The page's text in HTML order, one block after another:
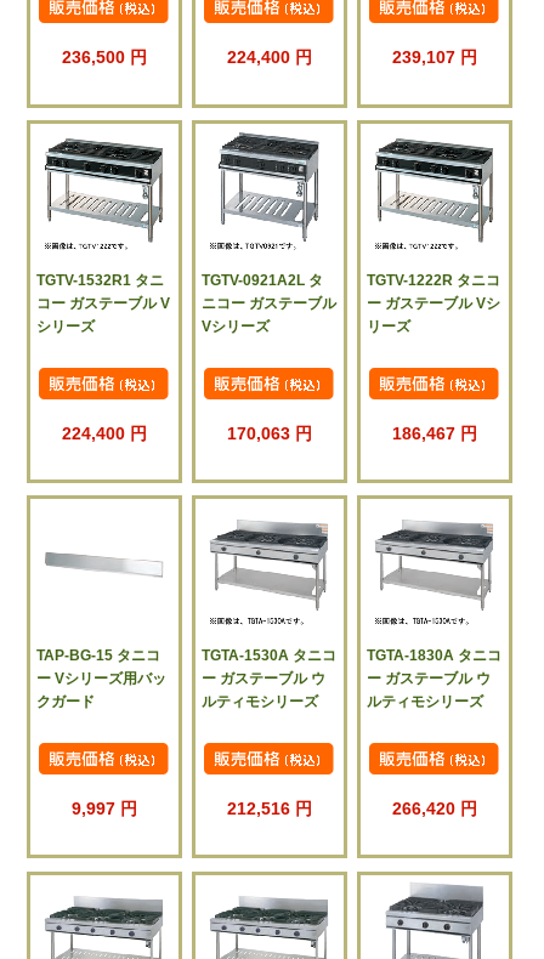
236,500 円 224,400 円 239,107 円
TGTV-1532R1 タニ
コー ガステーブル V
シリーズ
224,400 円
TGTV-0921A2L タ
ニコー ガステーブル
Vシリーズ
170,063 円
TGTV-1222R タニコ
ー ガステーブル Vシ
リーズ
186,467 円
TAP-BG-15 タニコ
ー Vシリーズ用バッ
クガード
9,997 円
TGTA-1530A タニコ
ー ガステーブル ウ
ルティモシリーズ
212,516 円
TGTA-1830A タニコ
ー ガステーブル ウ
ルティモシリーズ
266,420 円